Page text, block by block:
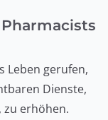
Leben gerufen,
Dienste,
erhöhen.